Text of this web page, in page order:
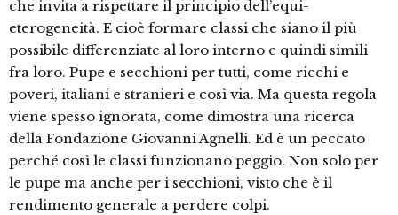
che invita a rispettare il principio dell’equi-
eterogeneità. E cioè formare classi che siano il più
possibile differenziate al loro interno e quindi simili
fra loro. Pupe e secchioni per tutti, come ricchi e
poveri, italiani e stranieri e così via. Ma questa regola
viene spesso ignorata, come dimostra una ricerca
della Fondazione Giovanni Agnelli. Ed è un peccato
perché così le classi funzionano peggio. Non solo per
le pupe ma anche per i secchioni, visto che è il
rendimento generale a perdere colpi.